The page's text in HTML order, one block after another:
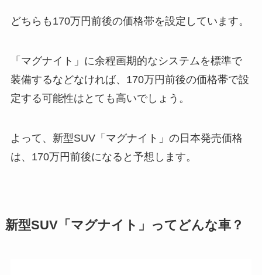
どちらも170万円前後の価格帯を設定しています。
「マグナイト」に余程画期的なシステムを標準で
装備するなどなければ、170万円前後の価格帯で設
定する可能性はとても高いでしょう。
よって、新型SUV「マグナイト」の日本発売価格
は、170万円前後になると予想します。
新型SUV「マグナイト」ってどんな車？